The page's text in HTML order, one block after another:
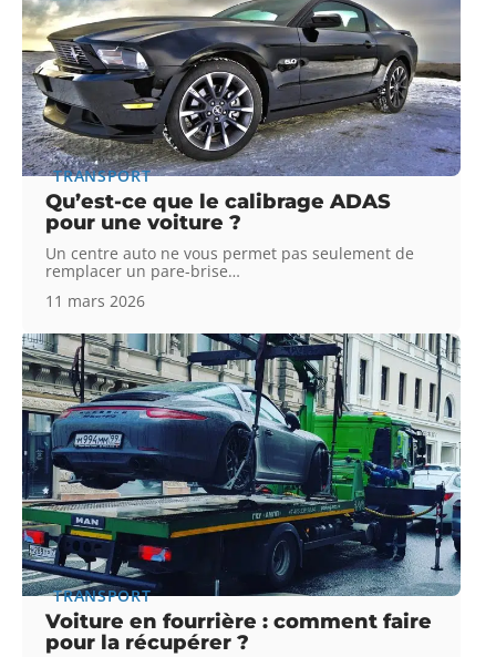
TRANSPORT
Qu’est-ce que le calibrage ADAS
pour une voiture ?
Un centre auto ne vous permet pas seulement de
remplacer un pare-brise…
11 mars 2026
TRANSPORT
Voiture en fourrière : comment faire
pour la récupérer ?